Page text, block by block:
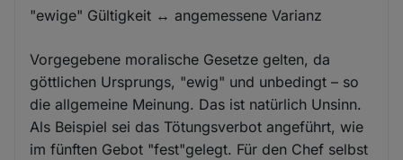
"ewige" Gültigkeit ↔ angemessene Varianz
Vorgegebene moralische Gesetze gelten, da
göttlichen Ursprungs, "ewig" und unbedingt – so
die allgemeine Meinung. Das ist natürlich Unsinn.
Als Beispiel sei das Tötungsverbot angeführt, wie
im fünften Gebot "fest"gelegt. Für den Chef selbst